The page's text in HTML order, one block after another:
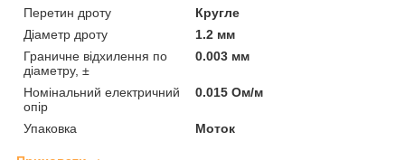
Перетин дроту
Кругле
Діаметр дроту
1.2 мм
Граничне відхилення по
діаметру, ±
0.003 мм
Номінальний електричний
опір
0.015 Ом/м
Упаковка Моток